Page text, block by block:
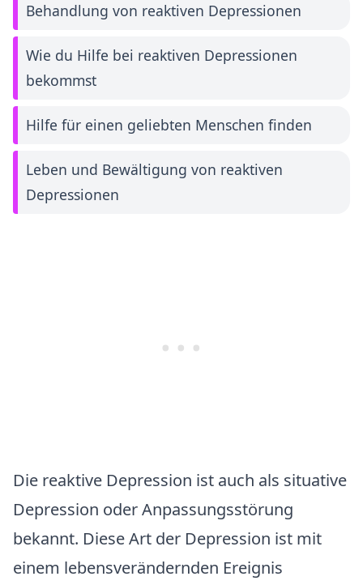
Behandlung von reaktiven Depressionen
Wie du Hilfe bei reaktiven Depressionen
bekommst
Hilfe für einen geliebten Menschen finden
Leben und Bewältigung von reaktiven
Depressionen
Die reaktive Depression ist auch als situative
Depression oder Anpassungsstörung
bekannt. Diese Art der Depression ist mit
einem lebensverändernden Ereignis